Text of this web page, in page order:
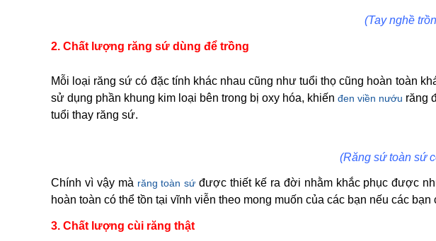
(Tay nghề
2. Chất lượng răng sứ dùng để trồng
Mỗi loại răng sứ có đặc tính khác nhau cũng như tuổi thọ cũng hoàn toàn
sử dụng phần khung kim loại bên trong bị oxy hóa, khiếnđen viền nướu răng
tuổi thay răng sứ.
(Răng sứ toàn sứ
Chính vì vậy mà răng toàn sứ được thiết kế ra đời nhằm khắc phục được
hoàn toàn có thể tồn tại vĩnh viễn theo mong muốn của các bạn nếu các
3. Chất lượng cùi răng thật